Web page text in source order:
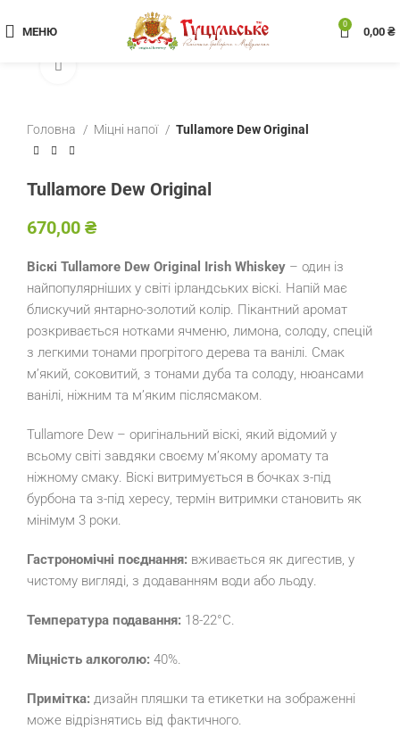
МЕНЮ
0
0,00 ₴
Головна Міцні напої Tullamore Dew Original
Tullamore Dew Original
₴
Віскі Tullamore Dew Original Irish Whiskey – один із
найпопулярніших у світі ірландських віскі. Напій має
блискучий янтарно-золотий колір. Пікантний аромат
розкривається нотками ячменю, лимона, солоду, спецій
з легкими тонами прогрітого дерева та ванілі. Смак
м’який, соковитий, з тонами дуба та солоду, нюансами
ванілі, ніжним та м’яким післясмаком.
Tullamore Dew – оригінальний віскі, який відомий у
всьому світі завдяки своєму м’якому аромату та
ніжному смаку. Віскі витримується в бочках з-під
бурбона та з-під хересу, термін витримки становить як
мінімум 3 роки.
Гастрономічні поєднання: вживається як дигестив, у
чистому вигляді, з додаванням води або льоду.
Температура подавання: 18-22°C.
Міцність алкоголю: 40%.
Примітка: дизайн пляшки та етикетки на зображенні
може відрізнятись від фактичного.